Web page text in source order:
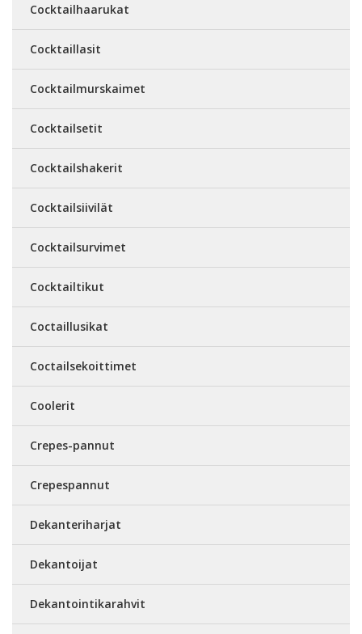
Cocktailhaarukat
Cocktaillasit
Cocktailmurskaimet
Cocktailsetit
Cocktailshakerit
Cocktailsiivilät
Cocktailsurvimet
Cocktailtikut
Coctaillusikat
Coctailsekoittimet
Coolerit
Crepes-pannut
Crepespannut
Dekanteriharjat
Dekantoijat
Dekantointikarahvit